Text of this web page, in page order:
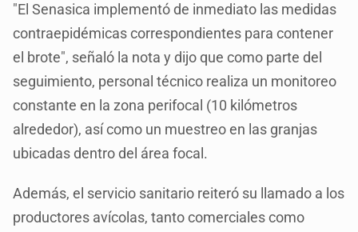
"El Senasica implementó de inmediato las medidas
contraepidémicas correspondientes para contener
el brote", señaló la nota y dijo que como parte del
seguimiento, personal técnico realiza un monitoreo
constante en la zona perifocal (10 kilómetros
alrededor), así como un muestreo en las granjas
ubicadas dentro del área focal.
Además, el servicio sanitario reiteró su llamado a los
productores avícolas, tanto comerciales como